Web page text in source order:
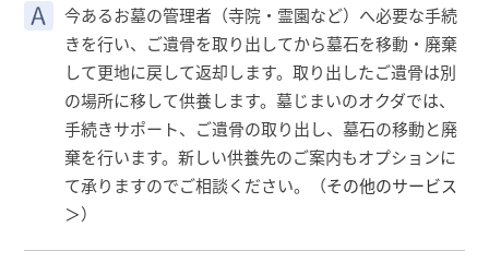
今あるお墓の管理者（寺院・霊園など）へ必要な手続
きを行い、ご遺骨を取り出してから墓石を移動・廃棄
して更地に戻して返却します。取り出したご遺骨は別
の場所に移して供養します。墓じまいのオクダでは、
手続きサポート、ご遺骨の取り出し、墓石の移動と廃
棄を行います。新しい供養先のご案内もオプションに
て承りますのでご相談ください。（その他のサービス
＞）